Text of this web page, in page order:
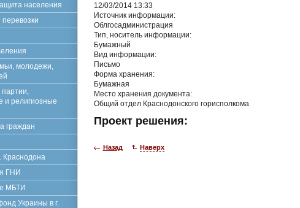
12/03/2014 13:33
Источник информации:
Облгосадминистрация
Тип, носитель информации:
Бумажный
Вид информации:
Письмо
Форма хранения:
Бумажная
Место хранения документа:
Общий отдел Краснодонского горисполкома
Проект решения:
Назад Наверх
населения
молодежи,
партии,
и религиозные
граждан
Краснодона
ГНИ
МБТИ
Украины в г.